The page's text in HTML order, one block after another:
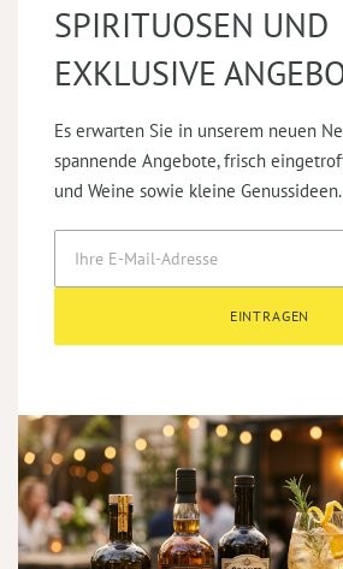
SPIRITUOSEN UND
EXKLUSIVE
Es erwarten Sie in unserem neuen
spannende Angebote, frisch
und Weine sowie kleine Genussideen.
EINTRAGEN